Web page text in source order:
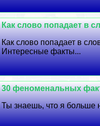
Как слово попадает в
Как слово попадает в
Интересные факты...
30 феноменальных
Ты знаешь, что я больше